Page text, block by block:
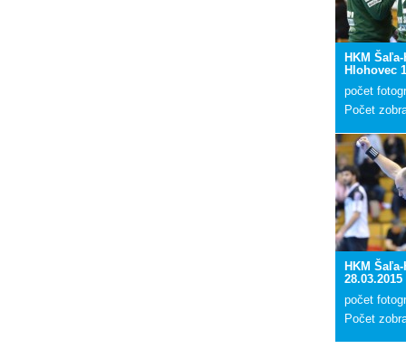
HKM
Hlohovec
počet
Počet
HKM
28.03.2015
počet
Počet